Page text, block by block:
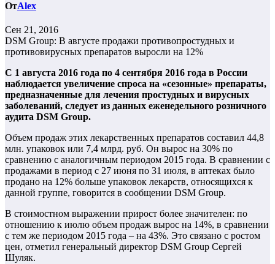
ОтAlex
Сен 21, 2016
DSM Group: В августе продажи противопростудных и
противовирусных препаратов выросли на 12%
С 1 августа 2016 года по 4 сентября 2016 года в России
наблюдается увеличение спроса на «сезонные» препараты,
предназначенные для лечения простудных и вирусных
заболеваний, следует из данных еженедельного розничного
аудита DSM Group.
Объем продаж этих лекарственных препаратов составил 44,8
млн. упаковок или 7,4 млрд. руб. Он вырос на 30% по
сравнению с аналогичным периодом 2015 года. В сравнении с
продажами в период с 27 июня по 31 июля, в аптеках было
продано на 12% больше упаковок лекарств, относящихся к
данной группе, говорится в сообщении DSM Group.
В стоимостном выражении прирост более значителен: по
отношению к июлю объем продаж вырос на 14%, в сравнении
с тем же периодом 2015 года – на 43%. Это связано с ростом
цен, отметил генеральный директор DSM Group Сергей
Шуляк.